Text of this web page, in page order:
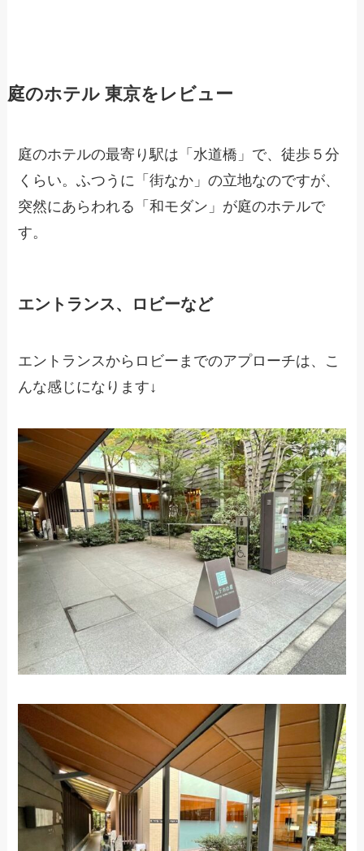
庭のホテル 東京をレビュー
庭のホテルの最寄り駅は「水道橋」で、徒歩５分
くらい。ふつうに「街なか」の立地なのですが、
突然にあらわれる「和モダン」が庭のホテルで
す。
エントランス、ロビーなど
エントランスからロビーまでのアプローチは、こ
んな感じになります↓